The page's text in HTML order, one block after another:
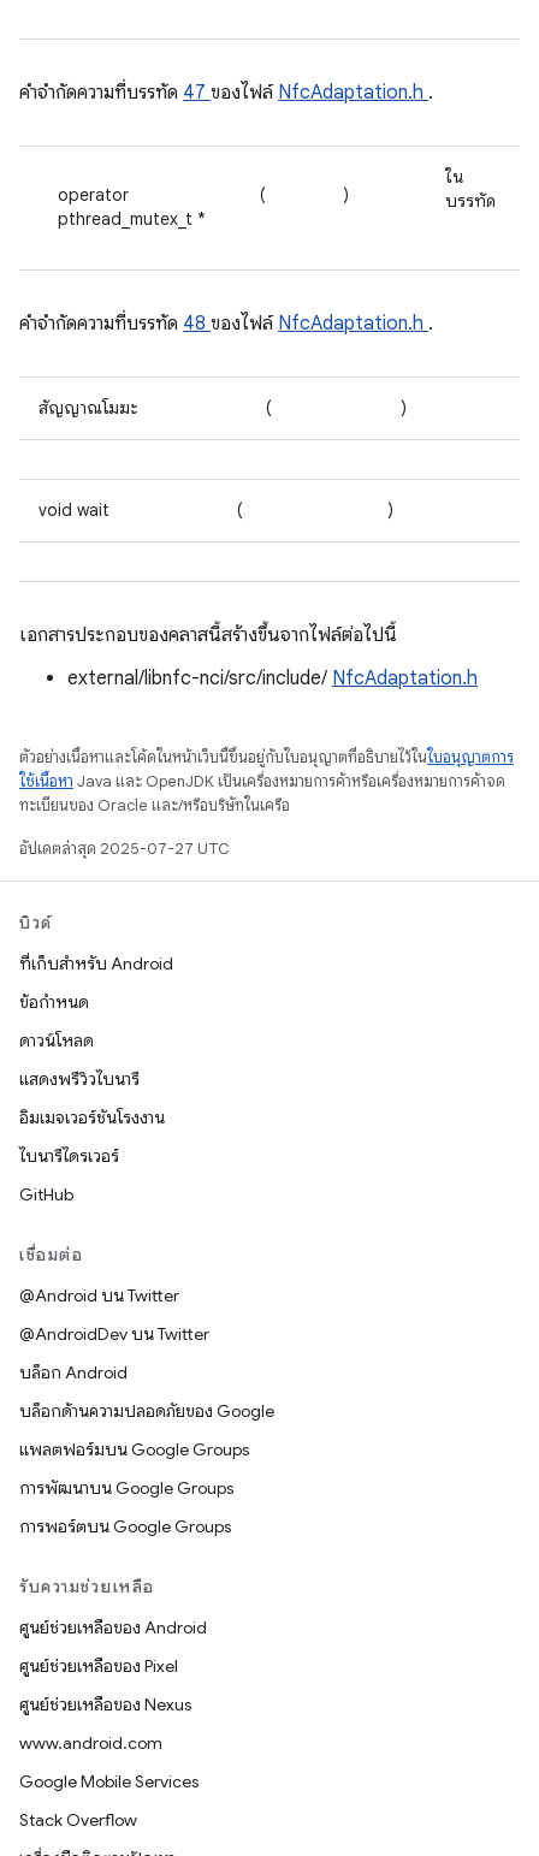
คําจํากัดความที่บรรทัด 47 ของไฟล์ NfcAdaptation.h .
operator
pthread_mutex_t *
( )
ใน
บรรทัด
คําจํากัดความที่บรรทัด 48 ของไฟล์ NfcAdaptation.h .
สัญญาณโมฆะ ( )
void wait ( )
เอกสารประกอบของคลาสนี้สร้างขึ้นจากไฟล์ต่อไปนี้
external/libnfc-nci/src/include/ NfcAdaptation.h
ตัวอย่างเนื้อหาและโค้ดในหน้าเว็บนี้ขึ้นอยู่กับใบอนุญาตที่อธิบายไว้ในใบอนุญาตการ
ใช้เนื้อหา Java และ OpenJDK เป็นเครื่องหมายการค้าหรือเครื่องหมายการค้าจด
ทะเบียนของ Oracle และ/หรือบริษัทในเครือ
อัปเดตล่าสุด 2025-07-27 UTC
บิวด์
ที่เก็บสำหรับ Android
ข้อกำหนด
ดาวน์โหลด
แสดงพรีวิวไบนารี
อิมเมจเวอร์ชันโรงงาน
ไบนารีไดรเวอร์
GitHub
เชื่อมต่อ
@Android บน Twitter
@AndroidDev บน Twitter
บล็อก Android
บล็อกด้านความปลอดภัยของ Google
แพลตฟอร์มบน Google Groups
การพัฒนาบน Google Groups
การพอร์ตบน Google Groups
รับความช่วยเหลือ
ศูนย์ช่วยเหลือของ Android
ศูนย์ช่วยเหลือของ Pixel
ศูนย์ช่วยเหลือของ Nexus
www.android.com
Google Mobile Services
Stack Overflow